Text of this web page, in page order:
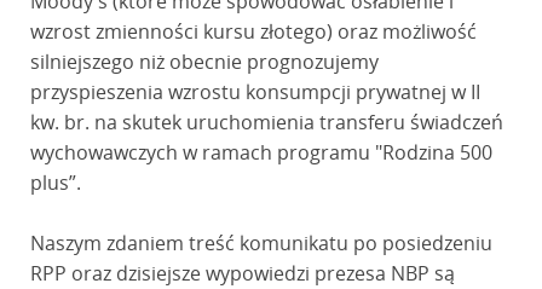
wzrost zmienności kursu złotego) oraz możliwość
silniejszego niż obecnie prognozujemy
przyspieszenia wzrostu konsumpcji prywatnej w II
kw. br. na skutek uruchomienia transferu świadczeń
wychowawczych w ramach programu "Rodzina 500
plus”.
Naszym zdaniem treść komunikatu po posiedzeniu
RPP oraz dzisiejsze wypowiedzi prezesa NBP są